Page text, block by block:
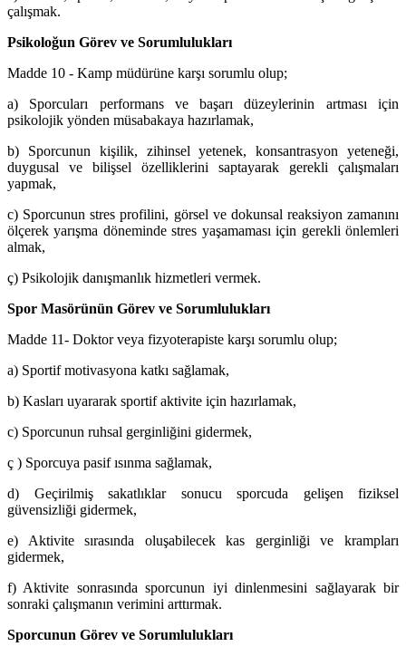
çalışmak.
Psikoloğun Görev ve Sorumlulukları
Madde 10 - Kamp müdürüne karşı sorumlu olup;
a) Sporcuları performans ve başarı düzeylerinin artması için
psikolojik yönden müsabakaya hazırlamak,
b) Sporcunun kişilik, zihinsel yetenek, konsantrasyon yeteneği,
duygusal ve bilişsel özelliklerini saptayarak gerekli çalışmaları
yapmak,
c) Sporcunun stres profilini, görsel ve dokunsal reaksiyon zamanını
ölçerek yarışma döneminde stres yaşamaması için gerekli önlemleri
almak,
ç) Psikolojik danışmanlık hizmetleri vermek.
Spor Masörünün Görev ve Sorumlulukları
Madde 11- Doktor veya fizyoterapiste karşı sorumlu olup;
a) Sportif motivasyona katkı sağlamak,
b) Kasları uyararak sportif aktivite için hazırlamak,
c) Sporcunun ruhsal gerginliğini gidermek,
ç ) Sporcuya pasif ısınma sağlamak,
d) Geçirilmiş sakatlıklar sonucu sporcuda gelişen fiziksel
güvensizliği gidermek,
e) Aktivite sırasında oluşabilecek kas gerginliği ve krampları
gidermek,
f) Aktivite sonrasında sporcunun iyi dinlenmesini sağlayarak bir
sonraki çalışmanın verimini arttırmak.
Sporcunun Görev ve Sorumlulukları